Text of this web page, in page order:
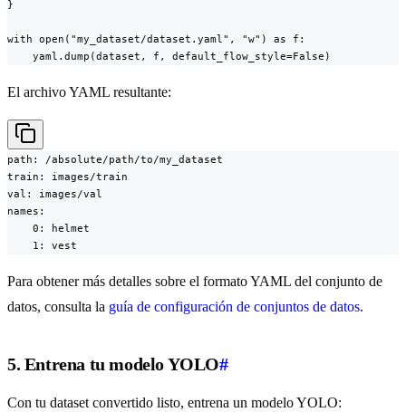
}
with open("my_dataset/dataset.yaml", "w") as f:
    yaml.dump(dataset, f, default_flow_style=False)
El archivo YAML resultante:
path: /absolute/path/to/my_dataset
train: images/train
val: images/val
names:
    0: helmet
    1: vest
Para obtener más detalles sobre el formato YAML del conjunto de
datos, consulta la guía de configuración de conjuntos de datos.
5. Entrena tu modelo YOLO#
Con tu dataset convertido listo, entrena un modelo YOLO: